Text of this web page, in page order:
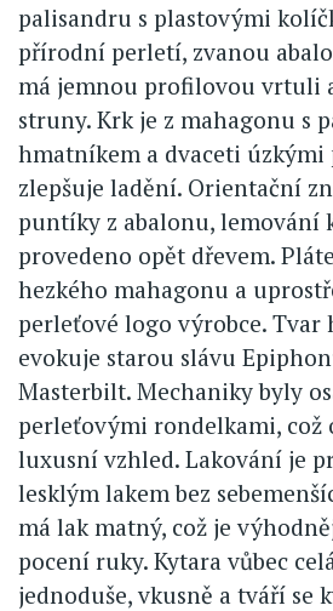
palisandru s plastovými
přírodní perletí, zvanou
má jemnou profilovou vrtuli
struny. Krk je z mahagonu s
hmatníkem a dvaceti úzkými
zlepšuje ladění. Orientační
puntíky z abalonu, lemování
provedeno opět dřevem.
hezkého mahagonu a
perleťové logo výrobce.
evokuje starou slávu
Masterbilt. Mechaniky byly
perleťovými rondelkami, což
luxusní vzhled. Lakování je
lesklým lakem bez
má lak matný, což je
pocení ruky. Kytara vůbec
jednoduše, vkusně a tváří se